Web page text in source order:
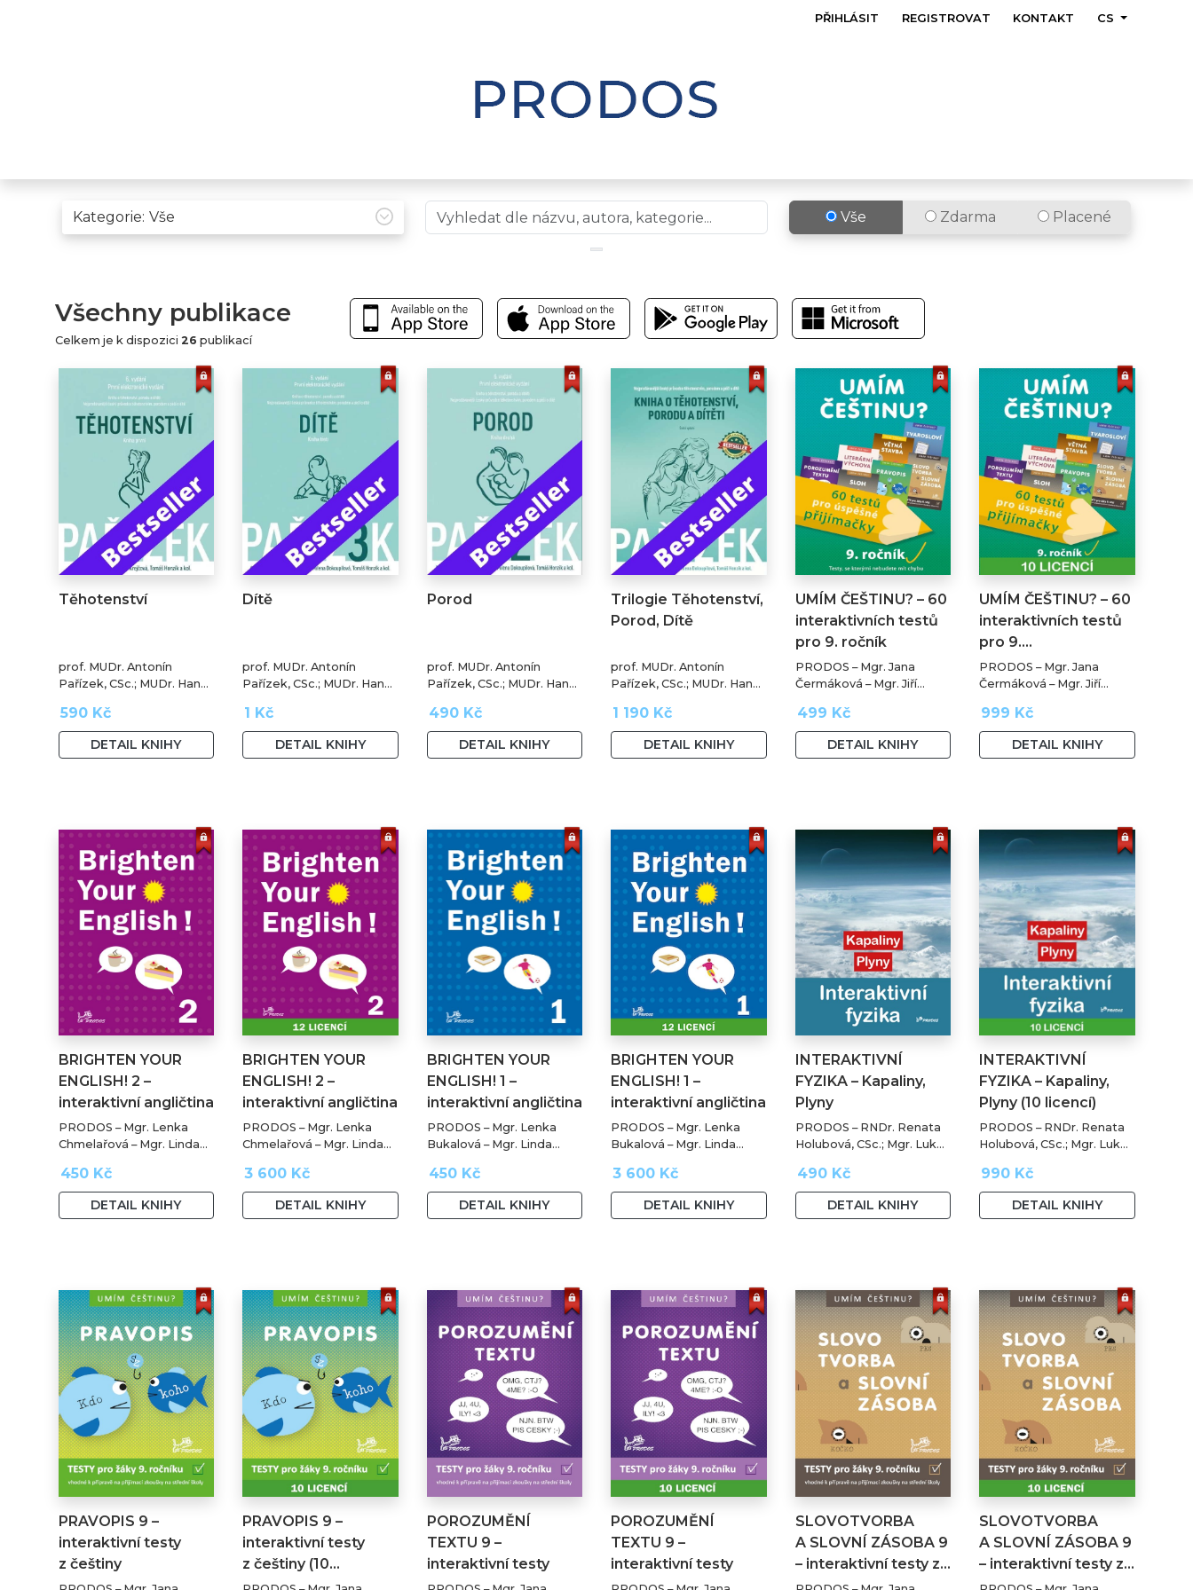
PŘIHLÁSIT REGISTROVAT KONTAKT CS
Kategorie: Vše Zdarma Placené
Všechny publikace
Celkem je k dispozici 26 publikací
Těhotenství
prof. MUDr. Antonín
Pařízek, CSc.; MUDr. Hana
MUDr. Tomáš Honzík,
Ph.D. a kol.
590 Kč
DETAIL KNIHY
Dítě
prof. MUDr. Antonín
Pařízek, CSc.; MUDr. Hana
Milena Dokoupilová; prof.
MUDr. Tomáš Honzík,
Ph.D. a kol.
1 Kč
DETAIL KNIHY
Porod
prof. MUDr. Antonín
Pařízek, CSc.; MUDr. Hana
Milena Dokoupilová; prof.
MUDr. Tomáš Honzík,
Ph.D. a kol.
490 Kč
DETAIL KNIHY
Trilogie Těhotenství,
Porod, Dítě
prof. MUDr. Antonín
Pařízek, CSc.; MUDr. Hana
Milena Dokoupilová; prof.
MUDr. Tomáš Honzík,
Ph.D. a kol.
1 190 Kč
DETAIL KNIHY
UMÍM ČEŠTINU? – 60
interaktivních testů
pro 9. ročník
PRODOS – Mgr. Jana
Čermáková – Mgr. Jiří
Mikulenková
499 Kč
DETAIL KNIHY
UMÍM ČEŠTINU? – 60
interaktivních testů
pro 9.…
PRODOS – Mgr. Jana
Čermáková – Mgr. Jiří
Mikulenková
999 Kč
DETAIL KNIHY
BRIGHTEN YOUR
ENGLISH! 2 –
interaktivní angličtina
PRODOS – Mgr. Lenka
Chmelařová – Mgr. Linda
Miroslav Kubíček –
PaedDr. Jana Pecháčková
– Mgr. Ruth Valentová,
450 Kč
DETAIL KNIHY
BRIGHTEN YOUR
ENGLISH! 2 –
interaktivní angličtina
…
PRODOS – Mgr. Lenka
Chmelařová – Mgr. Linda
Miroslav Kubíček –
PaedDr. Jana Pecháčková
– Mgr. Ruth Valentová,
3 600 Kč
DETAIL KNIHY
BRIGHTEN YOUR
ENGLISH! 1 –
interaktivní angličtina
PRODOS – Mgr. Lenka
Bukalová – Mgr. Linda
Miroslav Kubíček –
PaedDr. Jana Pecháčková
– Mgr. Ruth Valentová,
450 Kč
DETAIL KNIHY
BRIGHTEN YOUR
ENGLISH! 1 –
interaktivní angličtina
…
PRODOS – Mgr. Lenka
Bukalová – Mgr. Linda
Miroslav Kubíček –
PaedDr. Jana Pecháčková
– Mgr. Ruth Valentová,
3 600 Kč
DETAIL KNIHY
INTERAKTIVNÍ
FYZIKA – Kapaliny,
Plyny
PRODOS – RNDr. Renata
Holubová, CSc.; Mgr. Lukáš
490 Kč
DETAIL KNIHY
INTERAKTIVNÍ
FYZIKA – Kapaliny,
Plyny (10 licencí)
PRODOS – RNDr. Renata
Holubová, CSc.; Mgr. Lukáš
990 Kč
DETAIL KNIHY
PRAVOPIS 9 –
interaktivní testy
z češtiny
PRAVOPIS 9 –
interaktivní testy
z češtiny (10…
POROZUMĚNÍ
TEXTU 9 –
interaktivní testy
z češtiny
POROZUMĚNÍ
TEXTU 9 –
interaktivní testy
z češtiny …
SLOVOTVORBA
A SLOVNÍ ZÁSOBA 9
– interaktivní testy z…
SLOVOTVORBA
A SLOVNÍ ZÁSOBA 9
– interaktivní testy z…